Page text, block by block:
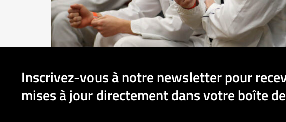
Inscrivez-vous à notre newsletter pour
mises à jour directement dans votre boîte